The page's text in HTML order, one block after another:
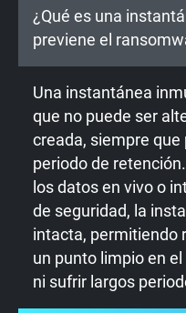
¿Qué es una
previene el
Una instantánea
que no puede ser
creada, siempre
periodo de
los datos en vivo o
de seguridad, la
intacta, permitiendo
un punto limpio en
ni sufrir largos